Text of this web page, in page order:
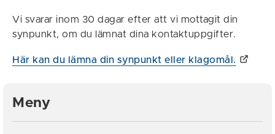
Vi svarar inom 30 dagar efter att vi mottagit din
synpunkt, om du lämnat dina kontaktuppgifter.
Här kan du lämna din synpunkt eller klagomål.
Meny